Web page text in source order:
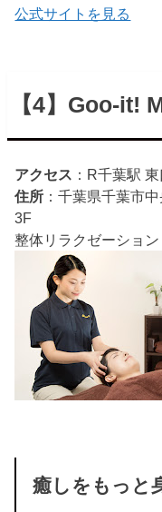
公式サイトを見る
【4】Goo-it!
アクセス ：R千葉駅
住所 ：千葉県千葉市
3F
整体リラクゼーション
癒しをもっと